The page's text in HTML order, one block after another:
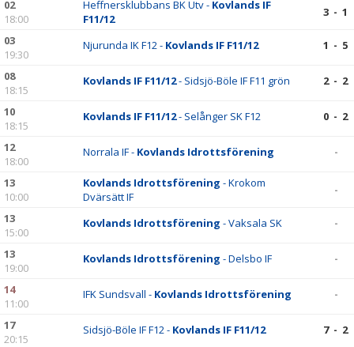
02
18:00
Heffnersklubbans BK Utv - Kovlands IF
F11/12
3 - 1
03
19:30
Njurunda IK F12 - Kovlands IF F11/12 1 - 5
08
18:15
Kovlands IF F11/12- Sidsjö-Böle IF F11 grön 2 - 2
10
18:15
Kovlands IF F11/12- Selånger SK F12 0 - 2
12
18:00
Norrala IF - Kovlands Idrottsförening -
13
10:00
Kovlands Idrottsförening - Krokom
Dvärsätt IF
-
13
15:00
Kovlands Idrottsförening - Vaksala SK -
13
19:00
Kovlands Idrottsförening - Delsbo IF -
14
11:00
IFK Sundsvall - Kovlands Idrottsförening -
17
20:15
Sidsjö-Böle IF F12 - Kovlands IF F11/12 7 - 2